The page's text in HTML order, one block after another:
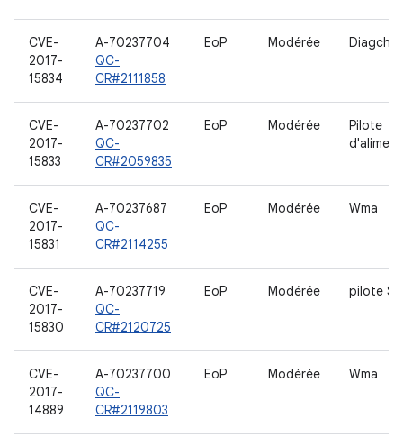
CVE-
2017-
15834
A-70237704
QC-
CR#2111858
EoP Modérée Diagchar
CVE-
2017-
15833
A-70237702
QC-
CR#2059835
EoP Modérée
Pilote
CVE-
2017-
15831
A-70237687
QC-
CR#2114255
EoP Modérée Wma
CVE-
2017-
15830
A-70237719
QC-
CR#2120725
EoP Modérée pilote
CVE-
2017-
14889
A-70237700
QC-
CR#2119803
EoP Modérée Wma